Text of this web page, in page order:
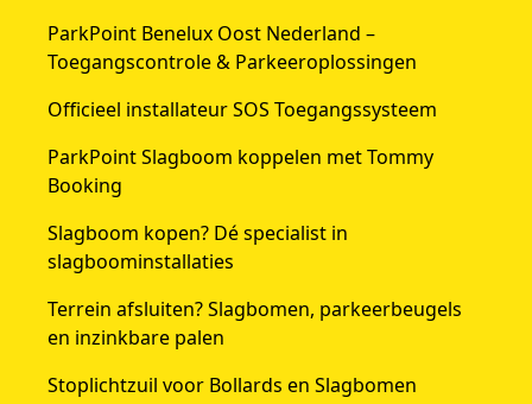
ParkPoint Benelux Oost Nederland –
Toegangscontrole & Parkeeroplossingen
Officieel installateur SOS Toegangssysteem
ParkPoint Slagboom koppelen met Tommy
Booking
Slagboom kopen? Dé specialist in
slagboominstallaties
Terrein afsluiten? Slagbomen, parkeerbeugels
en inzinkbare palen
Stoplichtzuil voor Bollards en Slagbomen